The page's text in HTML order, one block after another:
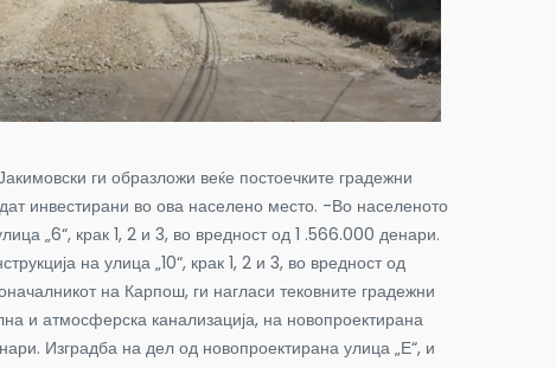
ги образложи веќе постоечките градежни
инвестирани во ова населено место. -Во населеното
„6“, крак 1, 2 и 3, во вредност од 1 .566.000 денари.
на улица „10“, крак 1, 2 и 3, во вредност од
на Карпош, ги нагласи тековните градежни
и атмосферска канализација, на новопроектирана
Изградба на дел од новопроектирана улица „Е“, и